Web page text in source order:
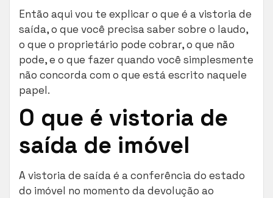
Então aqui vou te explicar o que é a vistoria de
saída, o que você precisa saber sobre o laudo,
o que o proprietário pode cobrar, o que não
pode, e o que fazer quando você simplesmente
não concorda com o que está escrito naquele
papel.
O que é vistoria de
saída de imóvel
A vistoria de saída é a conferência do estado
do imóvel no momento da devolução ao